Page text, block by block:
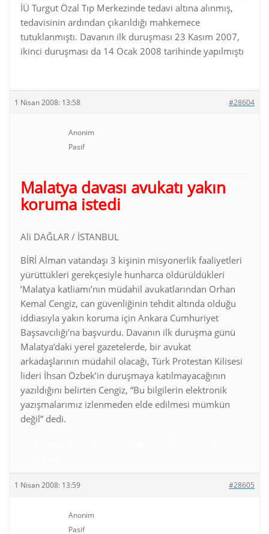
İÜ Turgut Özal Tıp Merkezinde tedavi altına alınmış,
tedavisinin ardından çıkarıldığı mahkemece
tutuklanmıştı. Davanın ilk duruşması 23 Kasım 2007,
ikinci duruşması da 14 Ocak 2008 tarihinde yapılmıştı
1 Nisan 2008: 13:58 #28604
Anonim
Pasif
Malatya davası avukatı yakın
koruma istedi
Ali DAĞLAR / İSTANBUL
BİRİ Alman vatandaşı 3 kişinin misyonerlik faaliyetleri
yürüttükleri gerekçesiyle hunharca öldürüldükleri
’Malatya katliamı’nın müdahil avukatlarından Orhan
Kemal Cengiz, can güvenliğinin tehdit altında olduğu
iddiasıyla yakın koruma için Ankara Cumhuriyet
Başsavcılığı’na başvurdu. Davanın ilk duruşma günü
Malatya’daki yerel gazetelerde, bir avukat
arkadaşlarının müdahil olacağı, Türk Protestan Kilisesi
lideri İhsan Özbek’in duruşmaya katılmayacağının
yazıldığını belirten Cengiz, “Bu bilgilerin elektronik
yazışmalarımız izlenmeden elde edilmesi mümkün
değil” dedi.
1 Nisan 2008: 13:59 #28605
Anonim
Pasif